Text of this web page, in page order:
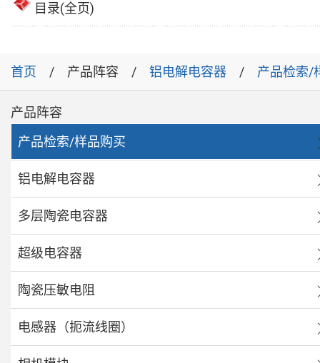
目录(全页)
首页 产品阵容 铝电解电容器 产品检索/
产品阵容
产品检索/样品购买
铝电解电容器
多层陶瓷电容器
超级电容器
陶瓷压敏电阻
电感器（扼流线圈）